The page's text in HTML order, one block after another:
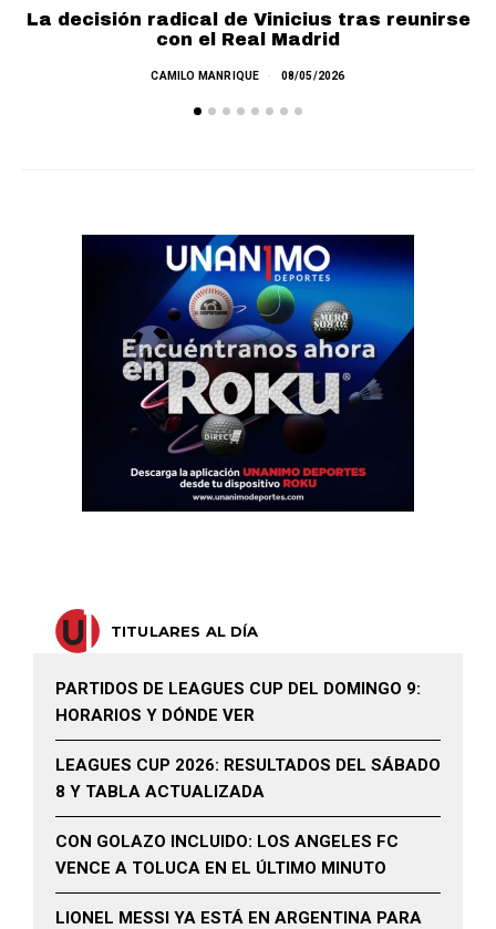
La decisión radical de Vinicius tras reunirse
con el Real Madrid
CAMILO MANRIQUE 08/05/2026
TITULARES AL DÍA
PARTIDOS DE LEAGUES CUP DEL DOMINGO 9:
HORARIOS Y DÓNDE VER
LEAGUES CUP 2026: RESULTADOS DEL SÁBADO
8 Y TABLA ACTUALIZADA
CON GOLAZO INCLUIDO: LOS ANGELES FC
VENCE A TOLUCA EN EL ÚLTIMO MINUTO
LIONEL MESSI YA ESTÁ EN ARGENTINA PARA